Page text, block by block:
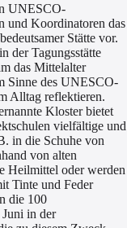
UNESCO-
und Koordinatoren das
Stätte vor.
der Tagungsstätte
das Mittelalter
Sinne des UNESCO-
Alltag reflektieren.
Kloster bietet
vielfältige und
in die Schuhe von
von alten
Heilmittel oder werden
Tinte und Feder
die 100
in der